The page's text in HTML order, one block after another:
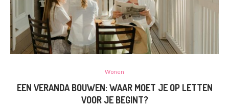
Wonen
EEN VERANDA BOUWEN: WAAR MOET JE OP LETTEN
VOOR JE BEGINT?